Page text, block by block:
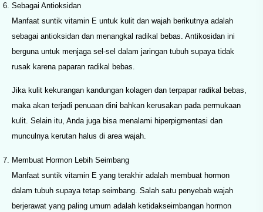
Sebagai Antioksidan
Manfaat suntik vitamin E untuk kulit dan wajah berikutnya adalah
sebagai antioksidan dan menangkal radikal bebas. Antikosidan ini
berguna untuk menjaga sel-sel dalam jaringan tubuh supaya tidak
rusak karena paparan radikal bebas.
Jika kulit kekurangan kandungan kolagen dan terpapar radikal bebas,
maka akan terjadi penuaan dini bahkan kerusakan pada permukaan
kulit. Selain itu, Anda juga bisa menalami hiperpigmentasi dan
munculnya kerutan halus di area wajah.
Membuat Hormon Lebih Seimbang
Manfaat suntik vitamin E yang terakhir adalah membuat hormon
dalam tubuh supaya tetap seimbang. Salah satu penyebab wajah
berjerawat yang paling umum adalah ketidakseimbangan hormon